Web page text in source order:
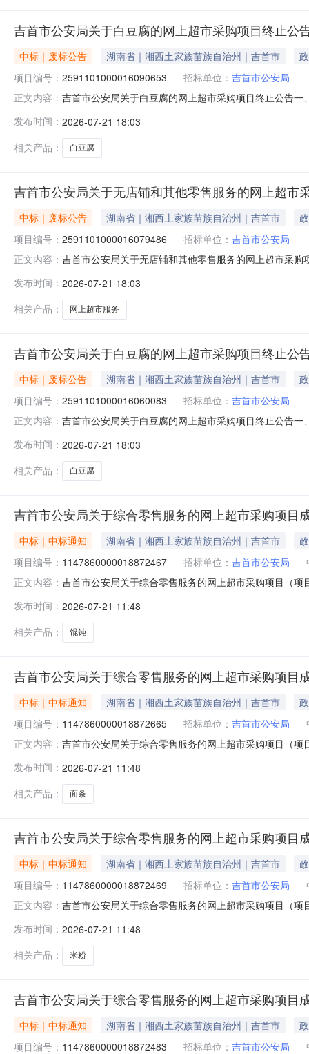
吉首市公安局关于白豆腐的网上超市采购项目终止公
中标｜废标公告 湖南省｜湘西土家族苗族自治州｜吉首市
项目编号： 2591101000016090653 招标单位： 吉首市公安局
正文内容： 吉首市公安局关于白豆腐的网上超市采购项目终止公告
八、其他事项：https://hunan.zcygov.cn
发布时间： 2026-07-21 18:03
相关产品：
白豆腐
吉首市公安局关于无店铺和其他零售服务的网上超市
中标｜废标公告 湖南省｜湘西土家族苗族自治州｜吉首市
项目编号： 2591101000016079486 招标单位： 吉首市公安局
正文内容： 吉首市公安局关于无店铺和其他零售服务的网上超市采
明:信息-错误，重新下单八、其他事项：https://
发布时间： 2026-07-21 18:03
相关产品：
网上超市服务
吉首市公安局关于白豆腐的网上超市采购项目终止公
中标｜废标公告 湖南省｜湘西土家族苗族自治州｜吉首市
项目编号： 2591101000016060083 招标单位： 吉首市公安局
正文内容： 吉首市公安局关于白豆腐的网上超市采购项目终止公告
八、其他事项：https://hunan.zcygov.cn
发布时间： 2026-07-21 18:03
相关产品：
白豆腐
吉首市公安局关于综合零售服务的网上超市采购项目
中标｜中标通知 湖南省｜湘西土家族苗族自治州｜吉首市
项目编号： 1147860000018872467 招标单位： 吉首市公安局
正文内容： 吉首市公安局关于综合零售服务的网上超市采购项目（
二、采购单位信息采购单位名称：吉首市公安局采购单
发布时间： 2026-07-21 11:48
相关产品：
馄饨
吉首市公安局关于综合零售服务的网上超市采购项目
中标｜中标通知 湖南省｜湘西土家族苗族自治州｜吉首市
项目编号： 1147860000018872665 招标单位： 吉首市公安局
正文内容： 吉首市公安局关于综合零售服务的网上超市采购项目（
二、采购单位信息采购单位名称：吉首市公安局采购单
发布时间： 2026-07-21 11:48
相关产品：
面条
吉首市公安局关于综合零售服务的网上超市采购项目
中标｜中标通知 湖南省｜湘西土家族苗族自治州｜吉首市
项目编号： 1147860000018872469 招标单位： 吉首市公安局
正文内容： 吉首市公安局关于综合零售服务的网上超市采购项目（
二、采购单位信息采购单位名称：吉首市公安局采购单
发布时间： 2026-07-21 11:48
相关产品：
米粉
吉首市公安局关于综合零售服务的网上超市采购项目
中标｜中标通知 湖南省｜湘西土家族苗族自治州｜吉首市
项目编号： 1147860000018872483 招标单位： 吉首市公安局